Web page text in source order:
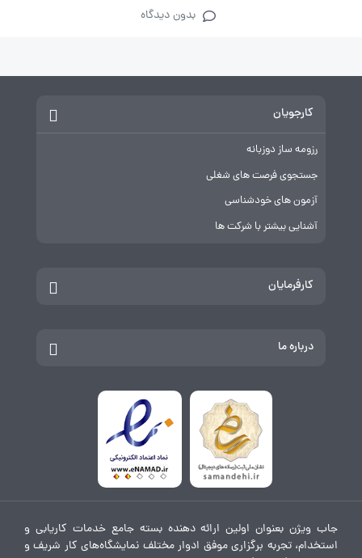
بدون دیدگاه
کارجویان
رزومه ساز دوزبانه
جستجوی فرصت های شغلی
آزمون های خودشناسی
آشنایی بیشتر با شرکت ها
کارفرمایان
درباره ما
جاب ویژن بعنوان اولین ارائه دهنده بسته جامع خدمات کاریابی و
استخدام، تجربه برگزاری موفق ادوار مختلف نمایشگاه‌های کار شریف و